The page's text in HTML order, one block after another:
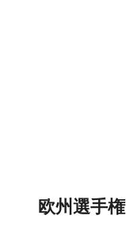
欧州選手権